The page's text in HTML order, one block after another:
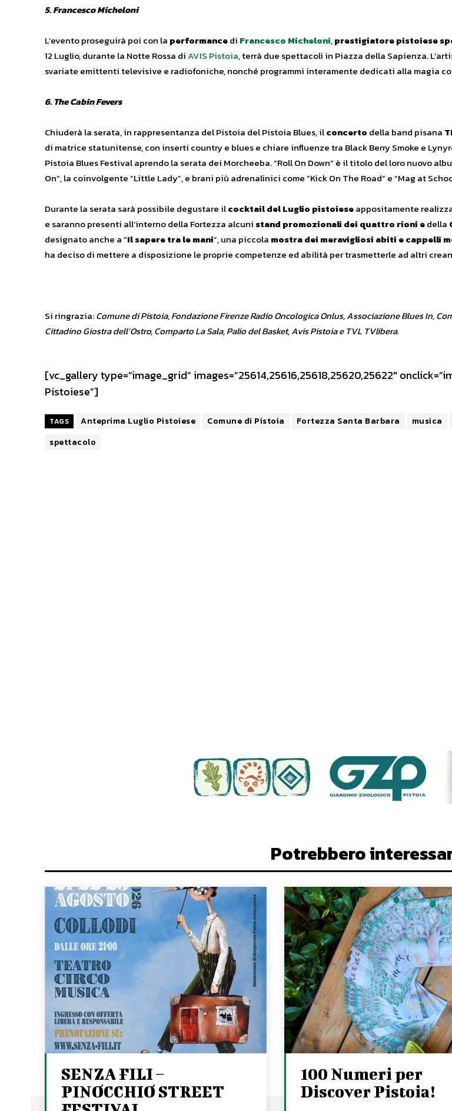
5. Francesco Micheloni
L’evento proseguirà poi con la performancedi Francesco Micheloni,prestigiatore pistoiese
12 Luglio, durante la Notte Rossa diAVIS Pistoia, terrà due spettacoli in Piazza della Sapienza.
svariate emittenti televisive e radiofoniche, nonché programmi interamente dedicati alla magia
6. The Cabin Fevers
Chiuderà la serata, in rappresentanza del Pistoia del Pistoia Blues, ilconcerto della band pisana
di matrice statunitense, con inserti country e blues e chiare influenze tra Black Berry Smoke e
Pistoia Blues Festival aprendo la serata dei Morcheeba. “Roll On Down” è il titolo del loro nuovo
On”, la coinvolgente “Little Lady”, e brani più adrenalinici come “Kick On The Road” e “Mag at
Durante la serata sarà possibile degustare ilcocktail del Luglio pistoieseappositamente
e saranno presenti all’interno della Fortezza alcuni stand promozionali dei quattro rioni edella
designato anche a “Il sapere tra le mani“, una piccola mostra dei meravigliosi abiti e cappelli
ha deciso di mettere a disposizione le proprie competenze ed abilità per trasmetterle ad altri
Si ringrazia:Comune di Pistoia, Fondazione Firenze Radio Oncologica Onlus, Associazione Blues In,
Cittadino Giostra dell’Ostro, Comparto La Sala, Palio del Basket, Avis Pistoia e TVL TVlibera.
[vc_gallery type=”image_grid” images=”25614,25616,25618,25620,25622″
Pistoiese”]
TAGS Anteprima Luglio Pistoiese Comune di Pistoia Fortezza Santa Barbara musica
spettacolo
Potrebbero
SENZA FILI –
PINOCCHIO STREET
100 Numeri per
Discover Pistoia!